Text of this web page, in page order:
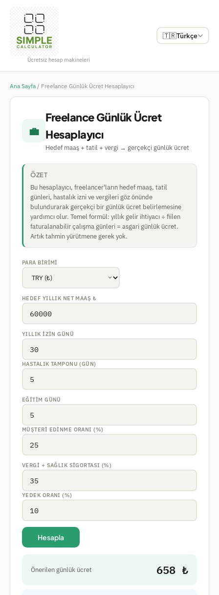
Ücretsiz hesap makineleri
🇹🇷Türkçe
Ana Sayfa / Freelance Günlük Ücret Hesaplayıcı
💼
Freelance Günlük Ücret
Hesaplayıcı
Hedef maaş + tatil + vergi → gerçekçi günlük ücret
ÖZET
Bu hesaplayıcı, freelancer'ların hedef maaş, tatil
günleri, hastalık izni ve vergileri göz önünde
bulundurarak gerçekçi bir günlük ücret belirlemesine
yardımcı olur. Temel formül: yıllık gelir ihtiyacı ÷ fiilen
faturalanabilir çalışma günleri = asgari günlük ücret.
Artık tahmin yürütmene gerek yok.
PARA BIRIMI
HEDEF YILLIK NET MAAŞ ₺
YILLIK IZIN GÜNÜ
HASTALIK TAMPONU (GÜN)
EĞITIM GÜNÜ
MÜŞTERI EDINME ORANI (%)
VERGI + SAĞLIK SIGORTASI (%)
YEDEK ORANI (%)
Hesapla
Önerilen günlük ücret 658 ₺